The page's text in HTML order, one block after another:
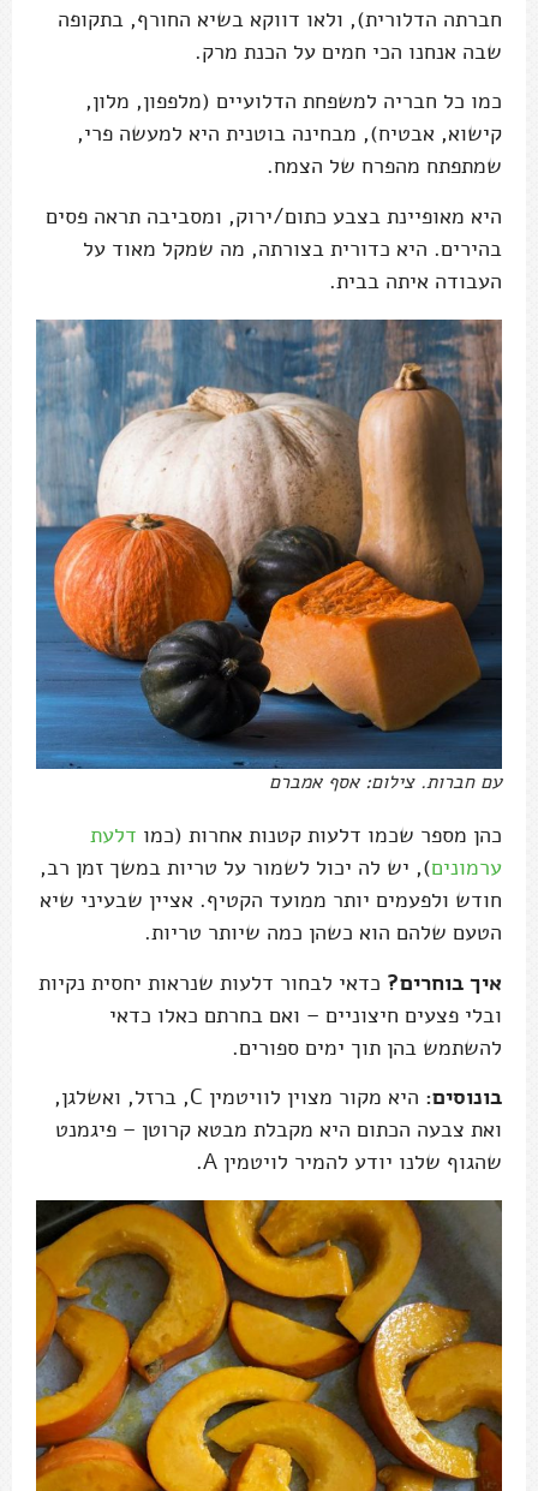
חברתה הדלורית), ולאו דווקא בשיא החורף, בתקופה
שבה אנחנו הכי חמים על הכנת מרק.
כמו כל חבריה למשפחת הדלועיים (מלפפון, מלון,
קישוא, אבטיח), מבחינה בוטנית היא למעשה פרי,
שמתפתח מהפרח של הצמח.
היא מאופיינת בצבע כתום/ירוק, ומסביבה תראה פסים
בהירים. היא כדורית בצורתה, מה שמקל מאוד על
העבודה איתה בבית.
עם חברות. צילום: אסף אמברם
כהן מספר שכמו דלעות קטנות אחרות (כמו דלעת
ערמונים), יש לה יכול לשמור על טריות במשך זמן רב,
חודש ולפעמים יותר ממועד הקטיף. אציין שבעיני שיא
הטעם שלהם הוא כשהן כמה שיותר טריות.
איך בוחרים? כדאי לבחור דלעות שנראות יחסית נקיות
ובלי פצעים חיצוניים – ואם בחרתם כאלו כדאי
להשתמש בהן תוך ימים ספורים.
בונוסים:
היא מקור מצוין לוויטמין C, ברזל, ואשלגן,
ואת צבעה הכתום היא מקבלת מבטא קרוטן – פיגמנט
שהגוף שלנו יודע להמיר לויטמין A.